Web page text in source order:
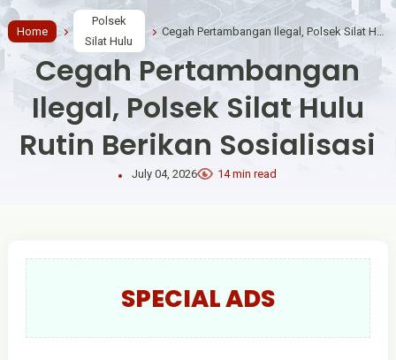
Home
Polsek
Silat Hulu
Cegah Pertambangan
Ilegal, Polsek Silat Hulu
Rutin Berikan Sosialisasi
July 04, 2026 14 min read
SPECIAL ADS